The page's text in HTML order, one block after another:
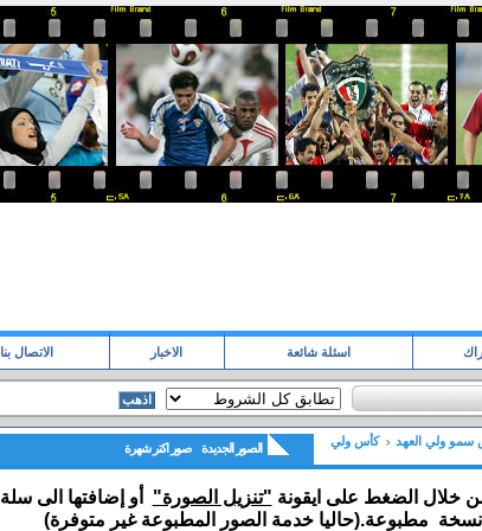
اسئلة شائعة الاخبار الاتصال بنا
سمو ولي العهد
كأس ولي
الصور الجديدة صور اكتر شهرة
خلال الضغط على ايقونة "تنزيل الصورة" أو إضافتها الى سلة
مطبوعة.(حاليا خدمة الصور المطبوعة غير متوفرة)